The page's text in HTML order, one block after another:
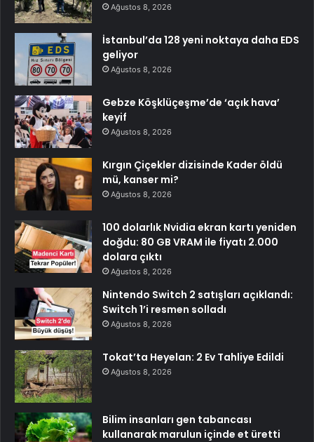
Ağustos 8, 2026
İstanbul’da 128 yeni noktaya daha EDS
geliyor
Ağustos 8, 2026
Gebze Köşklüçeşme’de ‘açık hava’
keyif
Ağustos 8, 2026
Kırgın Çiçekler dizisinde Kader öldü
mü, kanser mi?
Ağustos 8, 2026
100 dolarlık Nvidia ekran kartı yeniden
doğdu: 80 GB VRAM ile fiyatı 2.000
dolara çıktı
Ağustos 8, 2026
Nintendo Switch 2 satışları açıklandı:
Switch 1’i resmen solladı
Ağustos 8, 2026
Tokat’ta Heyelan: 2 Ev Tahliye Edildi
Ağustos 8, 2026
Bilim insanları gen tabancası
kullanarak marulun içinde et üretti